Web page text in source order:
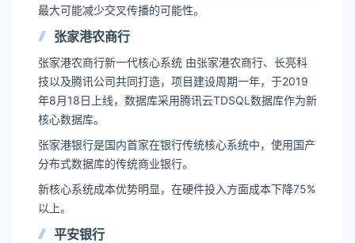
最大可能减少交叉传播的可能性。
张家港农商行
张家港农商行新一代核心系统 由张家港农商行、长亮科
技以及腾讯公司共同打造，项目建设周期一年，于2019
年8月18日上线，数据库采用腾讯云TDSQL数据库作为新
核心数据库。
张家港银行是国内首家在银行传统核心系统中，使用国产
分布式数据库的传统商业银行。
新核心系统成本优势明显，在硬件投入方面成本下降75%
以上。
平安银行